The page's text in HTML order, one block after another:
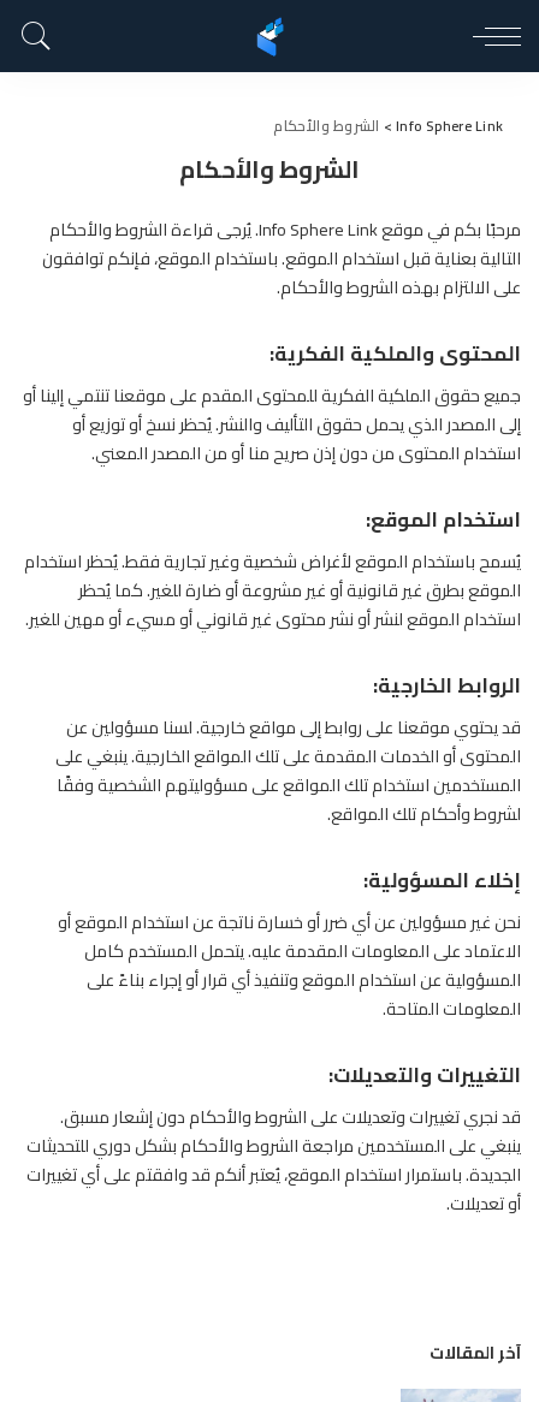
Info Sphere Link
> الشروط والأحكام
الشروط والأحكام
مرحبًا بكم في موقع Info Sphere Link. يُرجى قراءة الشروط والأحكام
التالية بعناية قبل استخدام الموقع. باستخدام الموقع، فإنكم توافقون
على الالتزام بهذه الشروط والأحكام.
المحتوى والملكية الفكرية:
جميع حقوق الملكية الفكرية للمحتوى المقدم على موقعنا تنتمي إلينا أو
إلى المصدر الذي يحمل حقوق التأليف والنشر. يُحظر نسخ أو توزيع أو
استخدام المحتوى من دون إذن صريح منا أو من المصدر المعني.
استخدام الموقع:
يُسمح باستخدام الموقع لأغراض شخصية وغير تجارية فقط. يُحظر استخدام
الموقع بطرق غير قانونية أو غير مشروعة أو ضارة للغير. كما يُحظر
استخدام الموقع لنشر أو نشر محتوى غير قانوني أو مسيء أو مهين للغير.
الروابط الخارجية:
قد يحتوي موقعنا على روابط إلى مواقع خارجية. لسنا مسؤولين عن
المحتوى أو الخدمات المقدمة على تلك المواقع الخارجية. ينبغي على
المستخدمين استخدام تلك المواقع على مسؤوليتهم الشخصية وفقًا
لشروط وأحكام تلك المواقع.
إخلاء المسؤولية:
نحن غير مسؤولين عن أي ضرر أو خسارة ناتجة عن استخدام الموقع أو
الاعتماد على المعلومات المقدمة عليه. يتحمل المستخدم كامل
المسؤولية عن استخدام الموقع وتنفيذ أي قرار أو إجراء بناءً على
المعلومات المتاحة.
التغييرات والتعديلات:
قد نجري تغييرات وتعديلات على الشروط والأحكام دون إشعار مسبق.
ينبغي على المستخدمين مراجعة الشروط والأحكام بشكل دوري للتحديثات
الجديدة. باستمرار استخدام الموقع، يُعتبر أنكم قد وافقتم على أي تغييرات
أو تعديلات.
آخر المقالات